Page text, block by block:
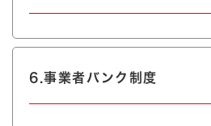
6.事業者バンク制度